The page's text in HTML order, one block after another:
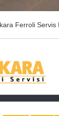
Ferroli Servis